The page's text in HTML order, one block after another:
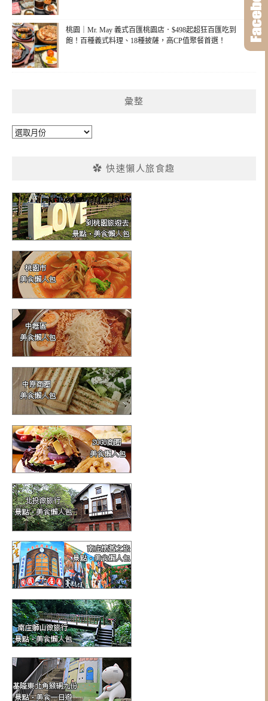
桃園｜Mr. May 義式百匯桃園店．$498起超狂百匯吃到
飽！百種義式料理、18種披薩，高CP值聚餐首選！
彙整
彙
✿ 快速懶人旅食趣